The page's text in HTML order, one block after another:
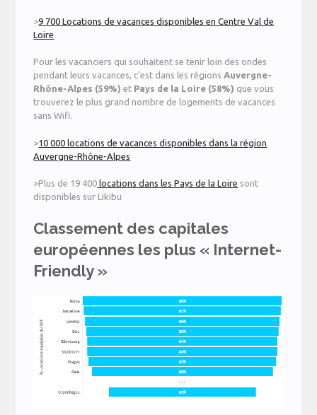
>9 700 Locations de vacances disponibles en Centre Val de
Loire
Pour les vacanciers qui souhaitent se tenir loin des ondes
pendant leurs vacances, c’est dans les régionsAuvergne-
Rhône-Alpes (59%) et Pays de la Loire (58%) que vous
trouverez le plus grand nombre de logements de vacances
sans Wifi.
>10 000 locations de vacances disponibles dans la région
Auvergne-Rhône-Alpes
>Plus de 19 400 locations dans les Pays de la Loire sont
disponibles sur Likibu
Classement des capitales
européennes les plus « Internet-
Friendly »